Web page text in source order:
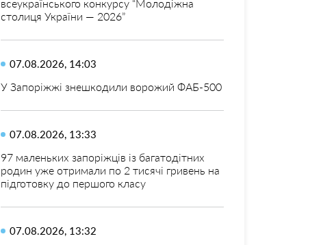
всеукраїнського конкурсу “Молодіжна
столиця України — 2026”
07.08.2026, 14:03
У Запоріжжі знешкодили ворожий ФАБ-500
07.08.2026, 13:33
97 маленьких запоріжців із багатодітних
родин уже отримали по 2 тисячі гривень на
підготовку до першого класу
07.08.2026, 13:32